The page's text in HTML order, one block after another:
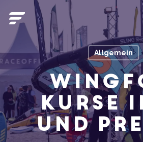
content
Allgemein
Kurse
und